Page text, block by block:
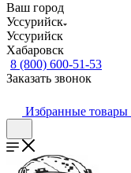
Ваш город
Уссурийск
Уссурийск
Хабаровск
8 (800) 600-51-53
Заказать звонок
Избранные товары